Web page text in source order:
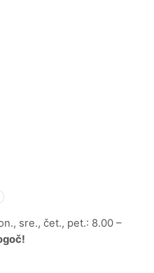
sre., čet., pet.: 8.00 –